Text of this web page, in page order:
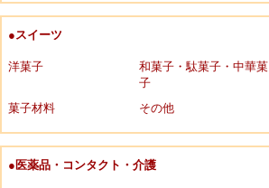
●スイーツ
洋菓子
和菓子・駄菓子・中華菓
子
菓子材料
その他
●医薬品・コンタクト・介護